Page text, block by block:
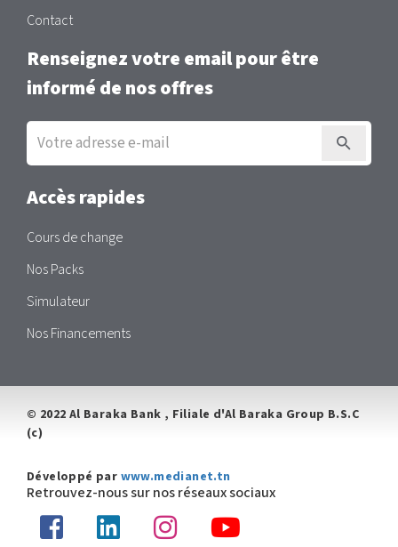
Contact
Renseignez votre email pour être
informé de nos offres
Inscription
la
newsletter
Accès rapides
Cours de change
Nos Packs
Simulateur
Nos Financements
© 2022 Al Baraka Bank , Filiale d'Al Baraka Group B.S.C
(c)
Développé par www.medianet.tn
Retrouvez-nous sur nos réseaux sociaux